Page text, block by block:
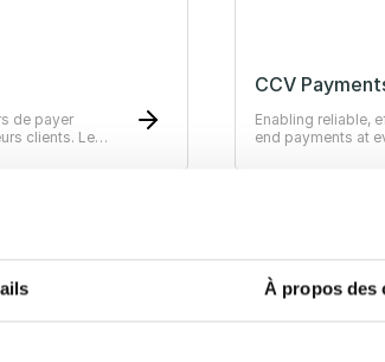
À propos des
de payer
clients. Le
CCV
Enabling reliable,
end payments at